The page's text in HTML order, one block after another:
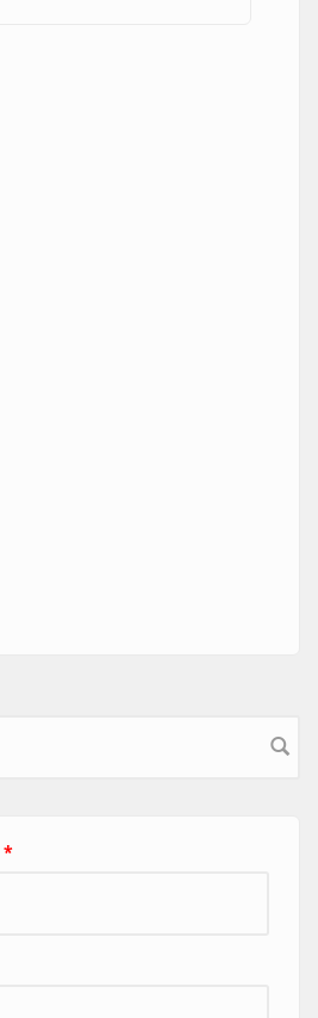
*